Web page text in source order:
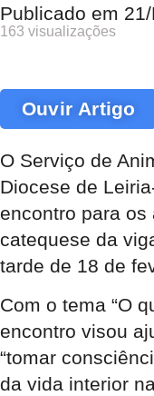
Publicado em
163 visualizações
Ouvir Artigo
O Serviço de
Diocese de
encontro para os
catequese da
tarde de 18 de
Com o tema “O
encontro visou
“tomar
da vida interior